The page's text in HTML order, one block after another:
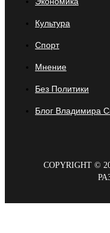
Культура
Спорт
Мнение
Без Политики
Блог Владимира
COPYRIGHT ©